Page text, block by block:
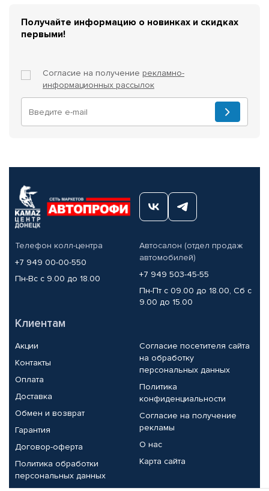
Получайте информацию о новинках и скидках
первыми!
Согласие на получение рекламно-
информационных рассылок
Телефон колл-центра
+7 949 00-00-550
Пн-Вс с 9.00 до 18.00
Автосалон (отдел продаж
автомобилей)
+7 949 503-45-55
Пн-Пт с 09.00 до 18.00, Сб с
9.00 до 15.00
Клиентам
Акции
Контакты
Оплата
Доставка
Обмен и возврат
Гарантия
Договор-оферта
Политика обработки
персональных данных
Согласие посетителя сайта
на обработку
персональных данных
Политика
конфиденциальности
Согласие на получение
рекламы
О нас
Карта сайта